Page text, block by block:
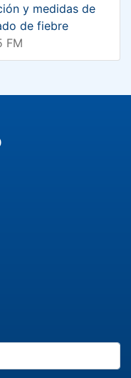
y medidas de
de fiebre
FM